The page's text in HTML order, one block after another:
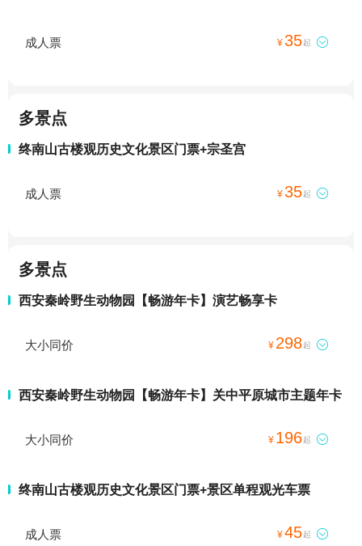
成人票 ¥35起 
多景点
终南山古楼观历史文化景区门票+宗圣宫
成人票 ¥35起 
多景点
西安秦岭野生动物园【畅游年卡】演艺畅享卡
大小同价 ¥ 298起 
西安秦岭野生动物园【畅游年卡】关中平原城市主题年卡
大小同价 ¥ 196起 
终南山古楼观历史文化景区门票+景区单程观光车票
成人票 ¥45起 